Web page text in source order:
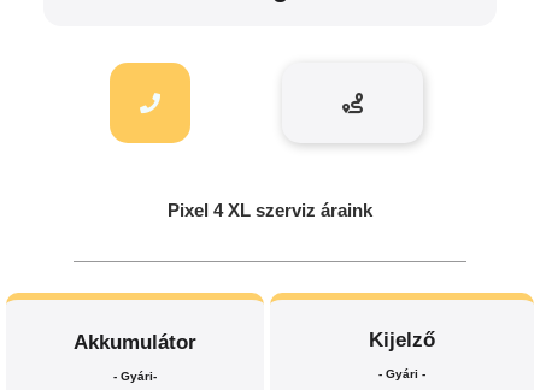
Pixel 4 XL szerviz áraink
Akkumulátor
- Gyári-
Kijelző
- Gyári -